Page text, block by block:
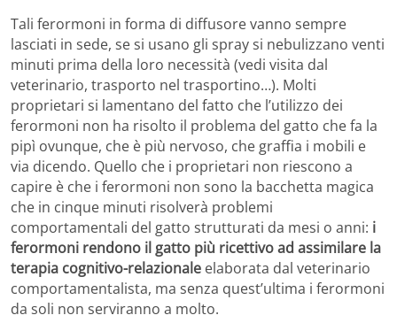
Tali ferormoni in forma di diffusore vanno sempre
lasciati in sede, se si usano gli spray si nebulizzano venti
minuti prima della loro necessità (vedi visita dal
veterinario, trasporto nel trasportino…). Molti
proprietari si lamentano del fatto che l’utilizzo dei
ferormoni non ha risolto il problema del gatto che fa la
pipì ovunque, che è più nervoso, che graffia i mobili e
via dicendo. Quello che i proprietari non riescono a
capire è che i ferormoni non sono la bacchetta magica
che in cinque minuti risolverà problemi
comportamentali del gatto strutturati da mesi o anni: i
ferormoni rendono il gatto più ricettivo ad assimilare la
terapia cognitivo-relazionale elaborata dal veterinario
comportamentalista, ma senza quest’ultima i ferormoni
da soli non serviranno a molto.